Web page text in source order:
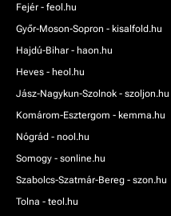
Fejér - feol.hu
Győr-Moson-Sopron - kisalfold.hu
Hajdú-Bihar - haon.hu
Heves - heol.hu
Jász-Nagykun-Szolnok - szoljon.hu
Komárom-Esztergom - kemma.hu
Nógrád - nool.hu
Somogy - sonline.hu
Szabolcs-Szatmár-Bereg - szon.hu
Tolna - teol.hu